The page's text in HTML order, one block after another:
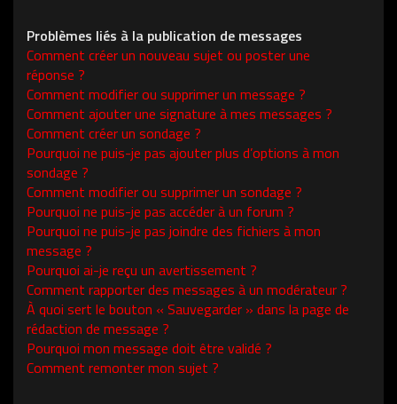
Problèmes liés à la publication de messages
Comment créer un nouveau sujet ou poster une
réponse ?
Comment modifier ou supprimer un message ?
Comment ajouter une signature à mes messages ?
Comment créer un sondage ?
Pourquoi ne puis-je pas ajouter plus d’options à mon
sondage ?
Comment modifier ou supprimer un sondage ?
Pourquoi ne puis-je pas accéder à un forum ?
Pourquoi ne puis-je pas joindre des fichiers à mon
message ?
Pourquoi ai-je reçu un avertissement ?
Comment rapporter des messages à un modérateur ?
À quoi sert le bouton « Sauvegarder » dans la page de
rédaction de message ?
Pourquoi mon message doit être validé ?
Comment remonter mon sujet ?